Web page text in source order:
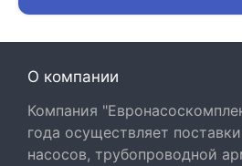
О компании
Компания
года осуществляет
насосов, трубопроводной